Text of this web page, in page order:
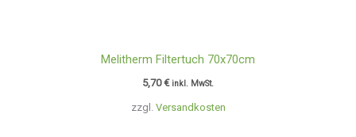
zzgl. Versandkosten
Melitherm Filtertuch 70x70cm
5,70€ inkl. MwSt.